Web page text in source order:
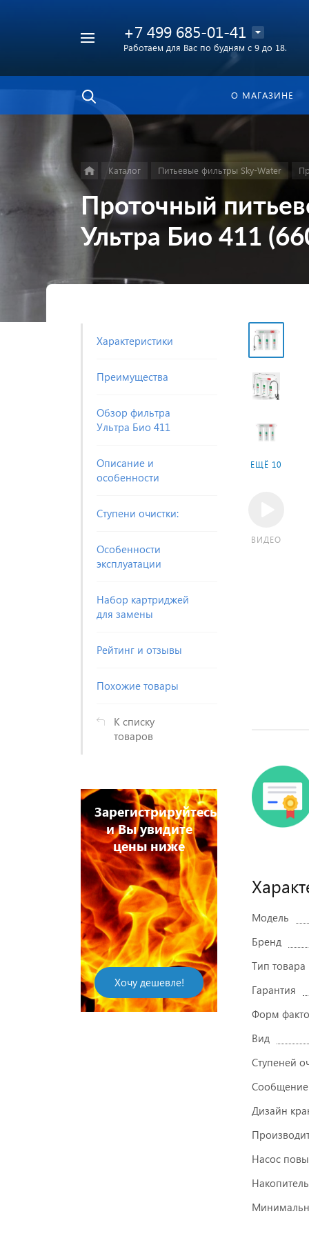
+7 499 685-01-41
Работаем для Вас по будням с 9 до 18.
О МАГАЗИНЕ
Каталог Питьевые фильтры Sky-Water
Проточный
Ультра Био 411
Характеристики
Преимущества
Обзор фильтра
Ультра Био 411
Описание и
особенности
Ступени очистки:
Особенности
эксплуатации
Набор картриджей
для замены
Рейтинг и отзывы
Похожие товары
К списку
товаров
Зарегистрируйтесь
и Вы увидите
цены ниже
Хочу дешевле!
ЕЩЁ 10
ВИДЕО
Модель
Бренд
Тип товара
Гарантия
Форм
Вид
Ступеней
Сообщение
Дизайн
Насос